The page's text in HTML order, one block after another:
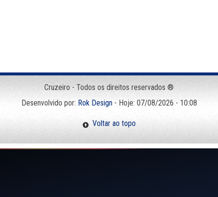
Cruzeiro - Todos os direitos reservados ®
Desenvolvido por: Rok Design- Hoje: 07/08/2026 - 10:08
Voltar ao topo